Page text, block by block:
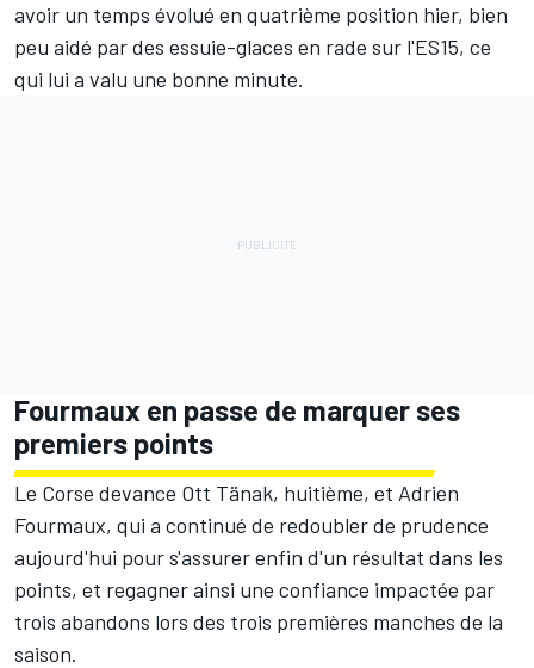
avoir un temps évolué en quatrième position hier, bien
peu aidé par des essuie-glaces en rade sur l'ES15, ce
qui lui a valu une bonne minute.
Fourmaux en passe de marquer ses
premiers points
Le Corse devance Ott Tänak, huitième, et Adrien
Fourmaux, qui a continué de redoubler de prudence
aujourd'hui pour s'assurer enfin d'un résultat dans les
points, et regagner ainsi une confiance impactée par
trois abandons lors des trois premières manches de la
saison.